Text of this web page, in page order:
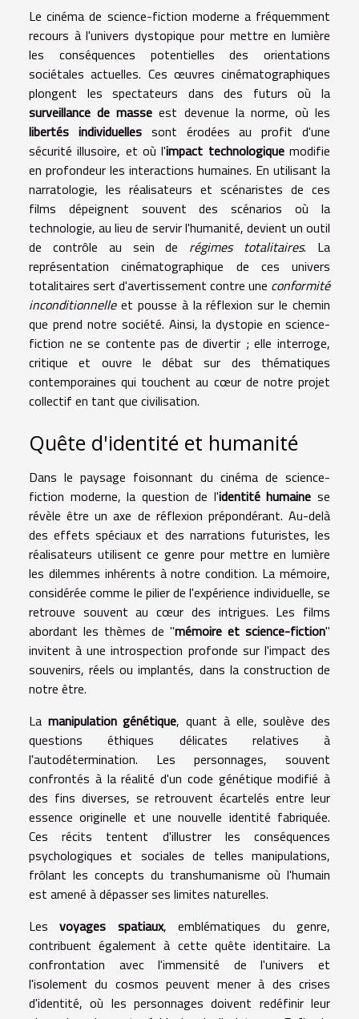
Le cinéma de science-fiction moderne a fréquemment
recours à l'univers dystopique pour mettre en lumière
les conséquences potentielles des orientations
sociétales actuelles. Ces œuvres cinématographiques
plongent les spectateurs dans des futurs où la
surveillance de masse est devenue la norme, où les
libertés individuellessont érodées au profit d'une
sécurité illusoire, et où l'impact technologiquemodifie
en profondeur les interactions humaines. En utilisant la
narratologie, les réalisateurs et scénaristes de ces
films dépeignent souvent des scénarios où la
technologie, au lieu de servir l'humanité, devient un outil
de contrôle au sein de régimes totalitaires. La
représentation cinématographique de ces univers
totalitaires sert d'avertissement contre une conformité
inconditionnelleet pousse à la réflexion sur le chemin
que prend notre société. Ainsi, la dystopie en science-
fiction ne se contente pas de divertir ; elle interroge,
critique et ouvre le débat sur des thématiques
contemporaines qui touchent au cœur de notre projet
collectif en tant que civilisation.
Quête d'identité et humanité
Dans le paysage foisonnant du cinéma de science-
fiction moderne, la question de l'identité humaine se
révèle être un axe de réflexion prépondérant. Au-delà
des effets spéciaux et des narrations futuristes, les
réalisateurs utilisent ce genre pour mettre en lumière
les dilemmes inhérents à notre condition. La mémoire,
considérée comme le pilier de l'expérience individuelle, se
retrouve souvent au cœur des intrigues. Les films
abordant les thèmes de "mémoire et science-fiction"
invitent à une introspection profonde sur l'impact des
souvenirs, réels ou implantés, dans la construction de
notre être.
La manipulation génétique, quant à elle, soulève des
questions éthiques délicates relatives à
l'autodétermination. Les personnages, souvent
confrontés à la réalité d'un code génétique modifié à
des fins diverses, se retrouvent écartelés entre leur
essence originelle et une nouvelle identité fabriquée.
Ces récits tentent d'illustrer les conséquences
psychologiques et sociales de telles manipulations,
frôlant les concepts du transhumanisme où l'humain
est amené à dépasser ses limites naturelles.
Lesvoyages spatiaux, emblématiques du genre,
contribuent également à cette quête identitaire. La
confrontation avec l'immensité de l'univers et
l'isolement du cosmos peuvent mener à des crises
d'identité, où les personnages doivent redéfinir leur